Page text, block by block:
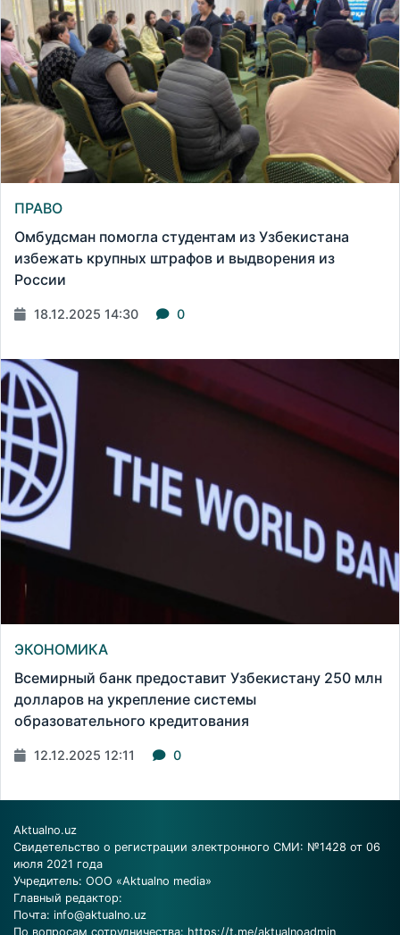
ПРАВО
Омбудсман помогла студентам из Узбекистана
избежать крупных штрафов и выдворения из
России
18.12.2025 14:30 0
ЭКОНОМИКА
Всемирный банк предоставит Узбекистану 250 млн
долларов на укрепление системы
образовательного кредитования
12.12.2025 12:11 0
Aktualno.uz
Свидетельство о регистрации электронного СМИ: №1428 от 06
июля 2021 года
Учредитель: ООО «Aktualno media»
Главный редактор:
Почта: info@aktualno.uz
По вопросам сотрудничества: https://t.me/aktualnoadmin